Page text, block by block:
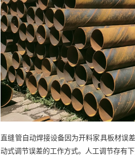
直缝管自动焊接设备因为开料家具板材误
动式调节误差的工作方式。人工调节存有下